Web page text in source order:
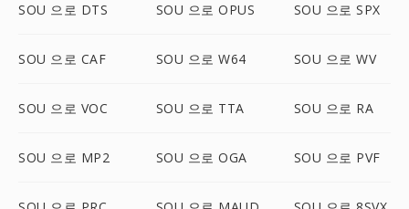
SOU 으로 DTS SOU 으로 OPUS SOU 으로 SPX
SOU 으로 CAF SOU 으로 W64 SOU 으로 WV
SOU 으로 VOC SOU 으로 TTA SOU 으로 RA
SOU 으로 MP2 SOU 으로 OGA SOU 으로 PVF